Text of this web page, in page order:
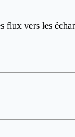
vers les